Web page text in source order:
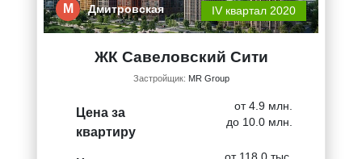
М Дмитровская IV квартал 2020
ЖК Савеловский Сити
Застройщик: MR Group
Цена за
квартиру
от 4.9 млн.
до 10.0 млн.